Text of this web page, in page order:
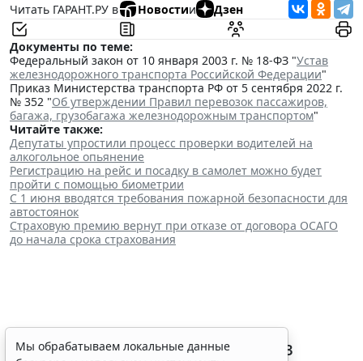
Читать ГАРАНТ.РУ в
Новостии Дзен
Документы по теме:
Федеральный закон от 10 января 2003 г. № 18-ФЗ "Устав
железнодорожного транспорта Российской Федерации"
Приказ Министерства транспорта РФ от 5 сентября 2022 г.
№ 352 "Об утверждении Правил перевозок пассажиров,
багажа, грузобагажа железнодорожным транспортом"
Читайте также:
Депутаты упростили процесс проверки водителей на
алкогольное опьянение
Регистрацию на рейс и посадку в самолет можно будет
пройти с помощью биометрии
С 1 июня вводятся требования пожарной безопасности для
автостоянок
Страховую премию вернут при отказе от договора ОСАГО
до начала срока страхования
ВС РФ признал лишение прав
Мы обрабатываем локальные данные